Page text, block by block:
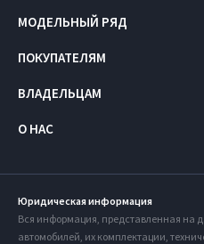
МОДЕЛЬНЫЙ РЯД
ПОКУПАТЕЛЯМ
ВЛАДЕЛЬЦАМ
О НАС
Юридическая информация
Вся информация, представленная на
автомобилей, их комплектации,